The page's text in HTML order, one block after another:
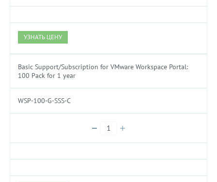
УЗНАТЬ ЦЕНУ
Basic Support/Subscription for VMware Workspace Portal:
100 Pack for 1 year
WSP-100-G-SSS-C